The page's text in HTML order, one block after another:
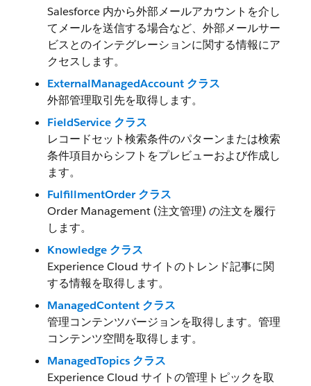
Salesforce 内から外部メールアカウントを介し
てメールを送信する場合など、外部メールサー
ビスとのインテグレーションに関する情報にア
クセスします。
ExternalManagedAccount クラス
外部管理取引先を取得します。
FieldService クラス
レコードセット検索条件のパターンまたは検索
条件項目からシフトをプレビューおよび作成し
ます。
FulfillmentOrder クラス
Order Management (注文管理) の注文を履行
します。
Knowledge クラス
Experience Cloud サイトのトレンド記事に関
する情報を取得します。
ManagedContent クラス
管理コンテンツバージョンを取得します。管理
コンテンツ空間を取得します。
ManagedTopics クラス
Experience Cloud サイトの管理トピックを取